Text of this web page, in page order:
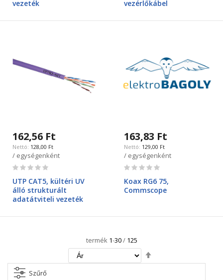
vezeték
vezérlőkábel
162,56 Ft
128,00 Ft
/ egységenként
Rating:
UTP CAT5, kültéri UV
álló strukturált
adatátviteli vezeték
163,83 Ft
129,00 Ft
/ egységenként
Rating:
Koax RG6 75,
Commscope
termék 1-30/ 125
irány
Szűrő